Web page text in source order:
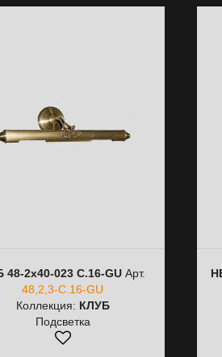
48-2х40-023 C.16-GU Арт.
48,2,3-С.16-GU
Коллекция: КЛУБ
Подсветка